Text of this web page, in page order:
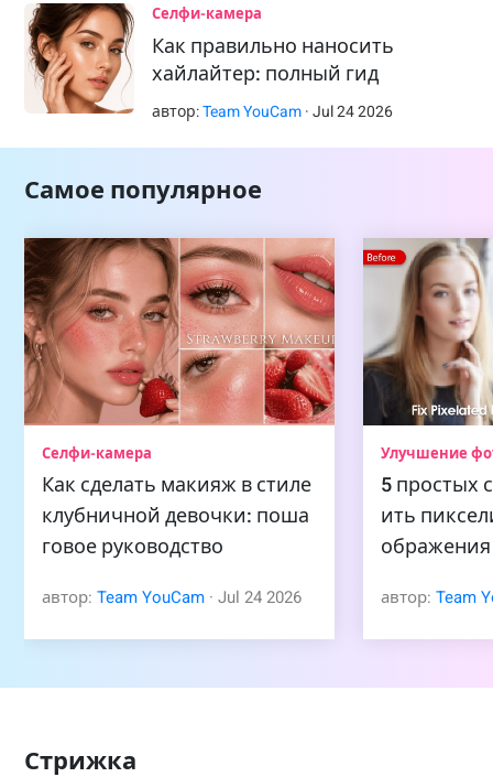
Селфи-камера
Как правильно наносить
хайлайтер: полный гид
автор:Team YouCam ·Jul 24 2026
Самое популярное
Селфи-камера
Как сделать макияж в стиле
клубничной девочки: поша
говое руководство
автор:Team YouCam ·Jul 24 2026
Улучшение
5 простых
ить
ображения
автор:Team
Стрижка